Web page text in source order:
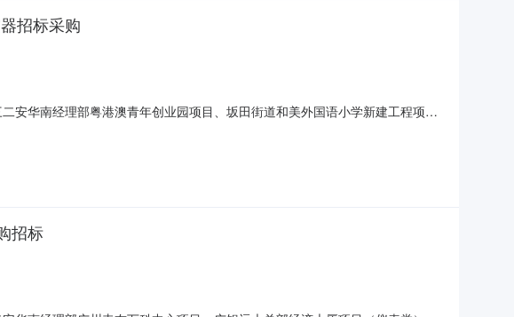
招标采购
安华南经理部粤港澳青年创业园项目、坂田街道和美外国语小学新建工程项目
招标